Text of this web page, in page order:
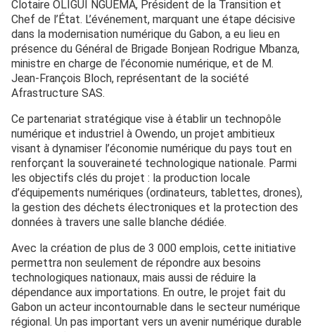
Clotaire OLIGUI NGUEMA, Président de la Transition et
Chef de l’État. L’événement, marquant une étape décisive
dans la modernisation numérique du Gabon, a eu lieu en
présence du Général de Brigade Bonjean Rodrigue Mbanza,
ministre en charge de l’économie numérique, et de M.
Jean-François Bloch, représentant de la société
Afrastructure SAS.
Ce partenariat stratégique vise à établir un technopôle
numérique et industriel à Owendo, un projet ambitieux
visant à dynamiser l’économie numérique du pays tout en
renforçant la souveraineté technologique nationale. Parmi
les objectifs clés du projet : la production locale
d’équipements numériques (ordinateurs, tablettes, drones),
la gestion des déchets électroniques et la protection des
données à travers une salle blanche dédiée.
Avec la création de plus de 3 000 emplois, cette initiative
permettra non seulement de répondre aux besoins
technologiques nationaux, mais aussi de réduire la
dépendance aux importations. En outre, le projet fait du
Gabon un acteur incontournable dans le secteur numérique
régional. Un pas important vers un avenir numérique durable